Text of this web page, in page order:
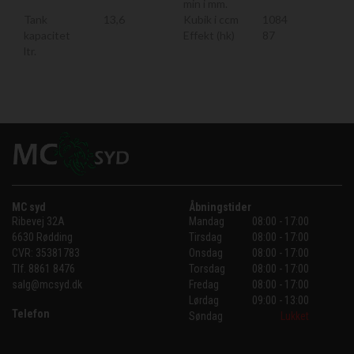
MC syd
Ribevej 32A
6630 Rødding
CVR: 35381783
Tlf. 8861 8476
salg@mcsyd.dk
Telefon
Åbningstider
Mandag
08:00 - 17:00
Tirsdag
08:00 - 17:00
Onsdag
08:00 - 17:00
Torsdag
08:00 - 17:00
Fredag
08:00 - 17:00
Lørdag
09:00 - 13:00
Søndag
Lukket